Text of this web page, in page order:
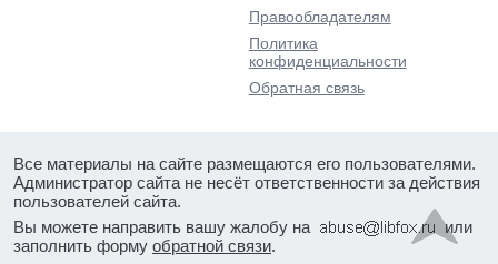
Правообладателям
Политика
конфиденциальности
Обратная связь
Все материалы на сайте размещаются его пользователями.
Администратор сайта не несёт ответственности за действия
пользователей сайта.
Вы можете направить вашу жалобу на
или
заполнить форму обратной связи.